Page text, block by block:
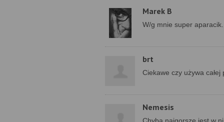
Marek B
W/g mnie super
brt
Ciekawe czy używa
Nemesis